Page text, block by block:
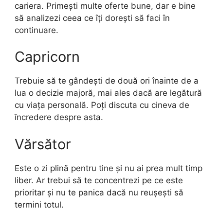
cariera. Primești multe oferte bune, dar e bine
să analizezi ceea ce îți dorești să faci în
continuare.
Capricorn
Trebuie să te gândești de două ori înainte de a
lua o decizie majoră, mai ales dacă are legătură
cu viața personală. Poți discuta cu cineva de
încredere despre asta.
Vărsător
Este o zi plină pentru tine și nu ai prea mult timp
liber. Ar trebui să te concentrezi pe ce este
prioritar și nu te panica dacă nu reușești să
termini totul.